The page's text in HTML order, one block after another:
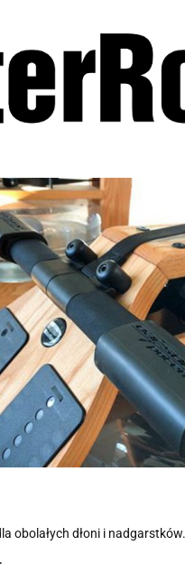
obolałych dłoni i nadgarstków.